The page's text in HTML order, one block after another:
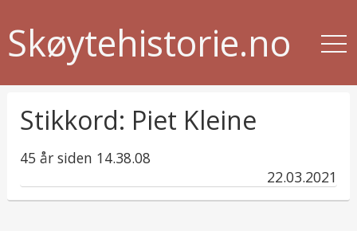
Skøytehistorie.no
Stikkord: Piet Kleine
45 år siden 14.38.08
published
in
22.03.2021